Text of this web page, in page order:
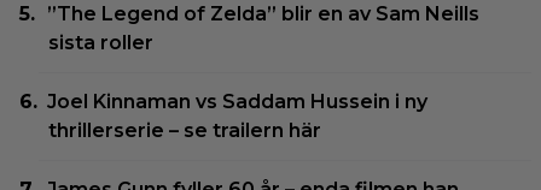
”The Legend of Zelda” blir en av Sam Neills
sista roller
Joel Kinnaman vs Saddam Hussein i ny
thrillerserie – se trailern här